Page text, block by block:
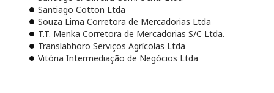
Santiago Cotton Ltda
Souza Lima Corretora de Mercadorias Ltda
T.T. Menka Corretora de Mercadorias S/C Ltda.
Translabhoro Serviços Agrícolas Ltda
Vitória Intermediação de Negócios Ltda